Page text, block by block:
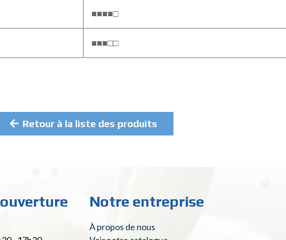
■■■■□
■■■□□
Retour à la liste des produits
Notre entreprise
À propos de nous